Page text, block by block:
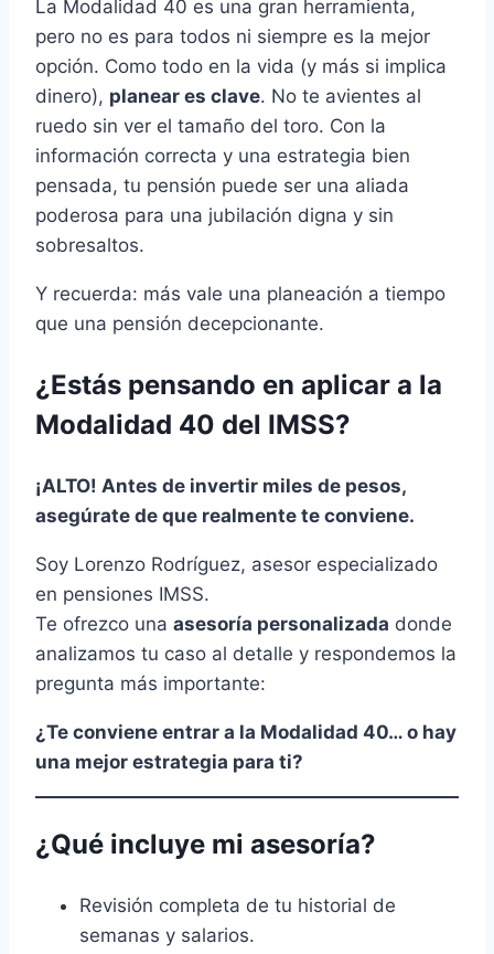
La Modalidad 40 es una gran herramienta,
pero no es para todos ni siempre es la mejor
opción. Como todo en la vida (y más si implica
dinero), planear es clave. No te avientes al
ruedo sin ver el tamaño del toro. Con la
información correcta y una estrategia bien
pensada, tu pensión puede ser una aliada
poderosa para una jubilación digna y sin
sobresaltos.
Y recuerda: más vale una planeación a tiempo
que una pensión decepcionante.
¿Estás pensando en aplicar a la
Modalidad 40 del IMSS?
¡ALTO! Antes de invertir miles de pesos,
asegúrate de que realmente te conviene.
Soy Lorenzo Rodríguez, asesor especializado
en pensiones IMSS.
Te ofrezco una asesoría personalizada donde
analizamos tu caso al detalle y respondemos la
pregunta más importante:
¿Te conviene entrar a la Modalidad 40… o hay
una mejor estrategia para ti?
¿Qué incluye mi asesoría?
Revisión completa de tu historial de
semanas y salarios.